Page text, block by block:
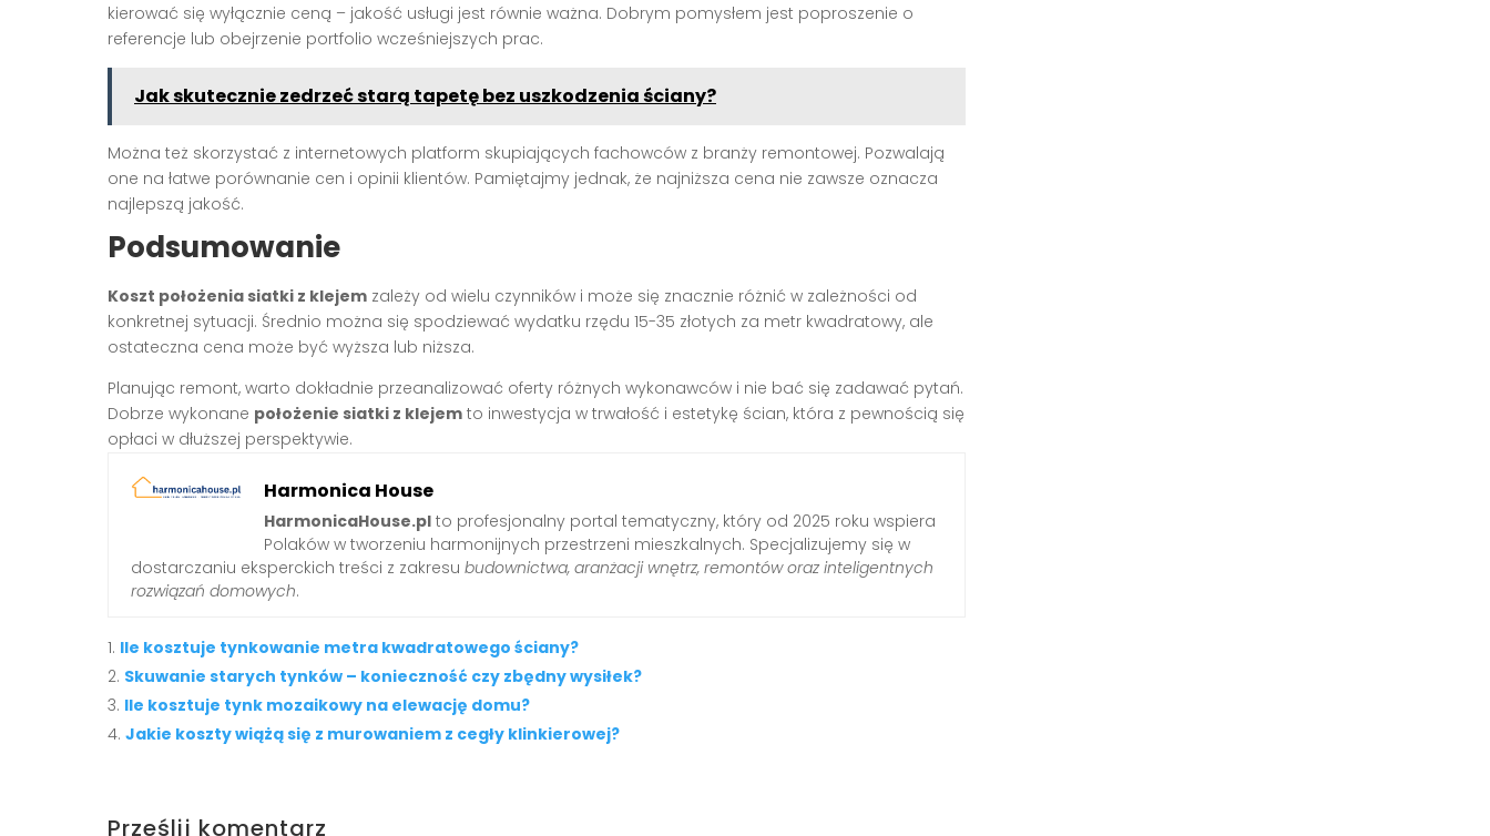
kierować się wyłącznie ceną – jakość usługi jest równie ważna. Dobrym pomysłem jest poproszenie o
referencje lub obejrzenie portfolio wcześniejszych prac.
Jak skutecznie zedrzeć starą tapetę bez uszkodzenia ściany?
Można też skorzystać z internetowych platform skupiających fachowców z branży remontowej. Pozwalają
one na łatwe porównanie cen i opinii klientów. Pamiętajmy jednak, że najniższa cena nie zawsze oznacza
najlepszą jakość.
Podsumowanie
Koszt położenia siatki z klejem zależy od wielu czynników i może się znacznie różnić w zależności od
konkretnej sytuacji. Średnio można się spodziewać wydatku rzędu 15-35 złotych za metr kwadratowy, ale
ostateczna cena może być wyższa lub niższa.
Planując remont, warto dokładnie przeanalizować oferty różnych wykonawców i nie bać się zadawać pytań.
Dobrze wykonane położenie siatki z klejem to inwestycja w trwałość i estetykę ścian, która z pewnością się
opłaci w dłuższej perspektywie.
Harmonica House
HarmonicaHouse.pl to profesjonalny portal tematyczny, który od 2025 roku wspiera
Polaków w tworzeniu harmonijnych przestrzeni mieszkalnych. Specjalizujemy się w
dostarczaniu eksperckich treści z zakresu budownictwa, aranżacji wnętrz, remontów oraz inteligentnych
rozwiązań domowych.
Ile kosztuje tynkowanie metra kwadratowego ściany?
Skuwanie starych tynków – konieczność czy zbędny wysiłek?
Ile kosztuje tynk mozaikowy na elewację domu?
Jakie koszty wiążą się z murowaniem z cegły klinkierowej?
Prześlij komentarz